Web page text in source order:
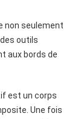
non seulement
outils
aux bords de
est un corps
Une fois